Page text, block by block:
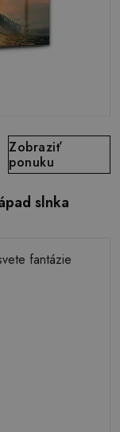
Zobraziť
ponuku
slnka